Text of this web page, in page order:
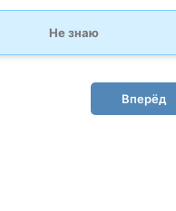
Не знаю
Вперёд